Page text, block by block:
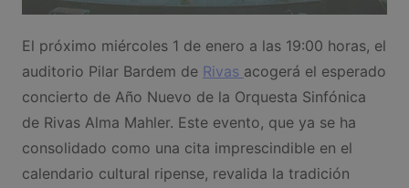
El próximo miércoles 1 de enero a las 19:00 horas, el
auditorio Pilar Bardem de Rivas acogerá el esperado
concierto de Año Nuevo de la Orquesta Sinfónica
de Rivas Alma Mahler. Este evento, que ya se ha
consolidado como una cita imprescindible en el
calendario cultural ripense, revalida la tradición